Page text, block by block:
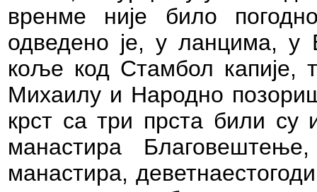
вренме није било
одведено је, у ланцима, у
коље код Стамбол капије,
Михаилу и Народно
крст са три прста били су
манастира
манастира,